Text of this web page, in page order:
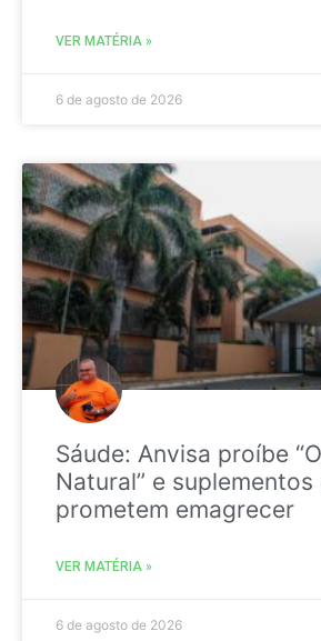
VER MATÉRIA »
6 de agosto de 2026
Sáude: Anvisa proíbe
Natural” e suplementos
prometem emagrecer
VER MATÉRIA »
6 de agosto de 2026